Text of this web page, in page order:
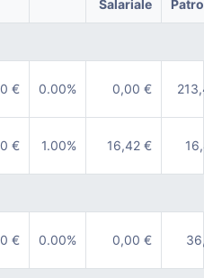
Salariale
€ 0.00% 0,00 €
€ 1.00% 16,42 €
€ 0.00% 0,00 €